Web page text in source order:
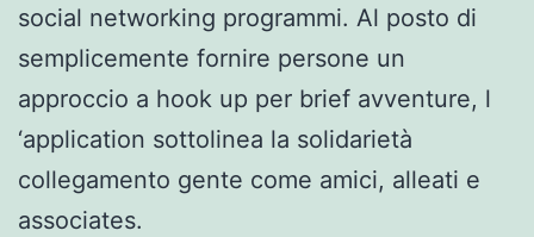
social networking programmi. Al posto di
semplicemente fornire persone un
approccio a hook up per brief avventure, l
‘application sottolinea la solidarietà
collegamento gente come amici, alleati e
associates.